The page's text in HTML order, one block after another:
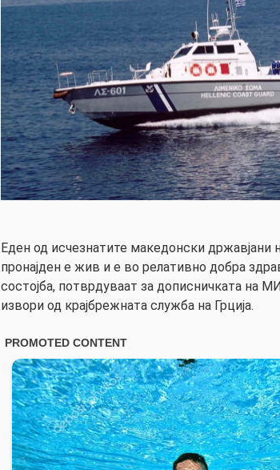
Еден од исчезнатите македонски државјани
пронајден е жив и е во релативно добра
состојба, потврдуваат за дописничката на
извори од крајбрежната служба на Грција.